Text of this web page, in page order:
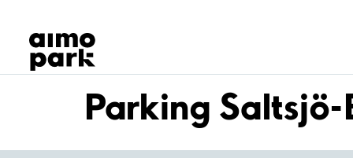
Find Parking
Partner with us
Customer Support
About Aimo Park
Parking Saltsjö-